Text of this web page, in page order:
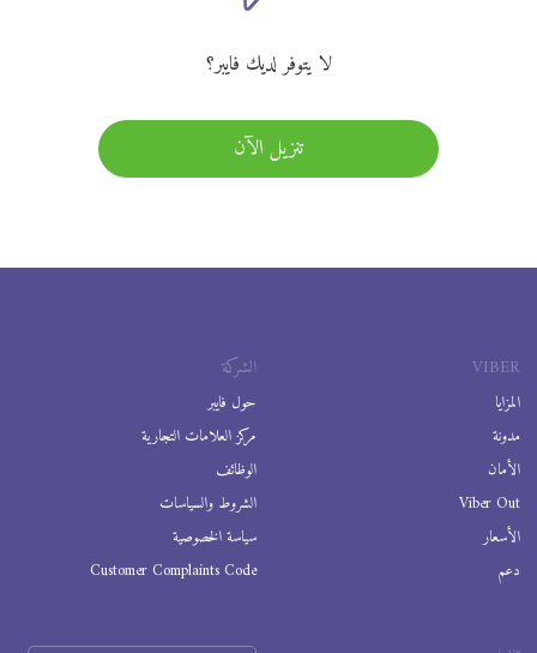
لا يتوفر لديك فايبر؟
تنزيل الآن
VIBER
المزايا
مدونة
الأمان
Viber Out
الأسعار
دعم
الشركة
حول فايبر
مركز العلامات التجارية
الوظائف
الشروط والسياسات
سياسة الخصوصية
Customer Complaints Code